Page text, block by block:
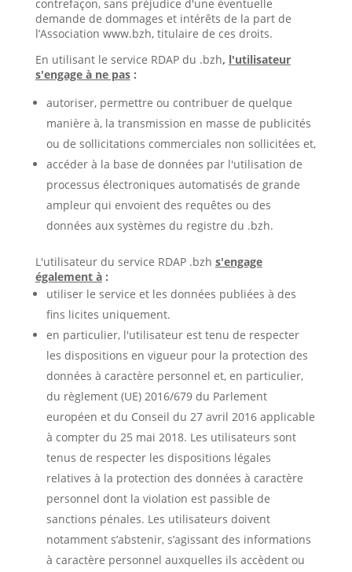
contrefaçon, sans préjudice d'une éventuelle
demande de dommages et intérêts de la part de
l’Association www.bzh, titulaire de ces droits.
En utilisant le service RDAP du .bzh, l'utilisateur
s'engage à ne pas:
autoriser, permettre ou contribuer de quelque
manière à, la transmission en masse de publicités
ou de sollicitations commerciales non sollicitées et,
accéder à la base de données par l'utilisation de
processus électroniques automatisés de grande
ampleur qui envoient des requêtes ou des
données aux systèmes du registre du .bzh.
L'utilisateur du service RDAP .bzh s'engage
également à:
utiliser le service et les données publiées à des
fins licites uniquement.
en particulier, l'utilisateur est tenu de respecter
les dispositions en vigueur pour la protection des
données à caractère personnel et, en particulier,
du règlement (UE) 2016/679 du Parlement
européen et du Conseil du 27 avril 2016 applicable
à compter du 25 mai 2018. Les utilisateurs sont
tenus de respecter les dispositions légales
relatives à la protection des données à caractère
personnel dont la violation est passible de
sanctions pénales. Les utilisateurs doivent
notamment s’abstenir, s’agissant des informations
à caractère personnel auxquelles ils accèdent ou